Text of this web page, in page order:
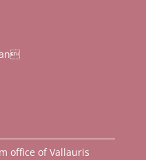
office of Vallauris